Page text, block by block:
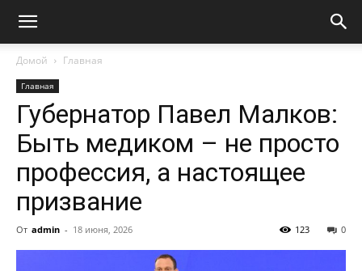
Домой Главная
Главная
Губернатор Павел Малков:
Быть медиком – не просто
профессия, а настоящее
призвание
От admin - 18 июня, 2026 0
123